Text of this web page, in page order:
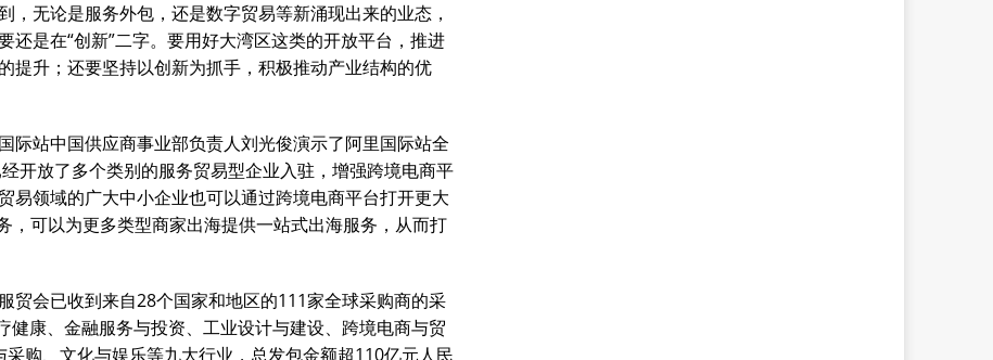
无论是服务外包，还是数字贸易等新涌现出来的业态，
是在“创新”二字。要用好大湾区这类的开放平台，推进
提升；还要坚持以创新为抓手，积极推动产业结构的优
际站中国供应商事业部负责人刘光俊演示了阿里国际站全
开放了多个类别的服务贸易型企业入驻，增强跨境电商平
易领域的广大中小企业也可以通过跨境电商平台打开更大
，可以为更多类型商家出海提供一站式出海服务，从而打
贸会已收到来自28个国家和地区的111家全球采购商的采
健康、金融服务与投资、工业设计与建设、跨境电商与贸
购、文化与娱乐等九大行业，总发包金额超110亿元人民